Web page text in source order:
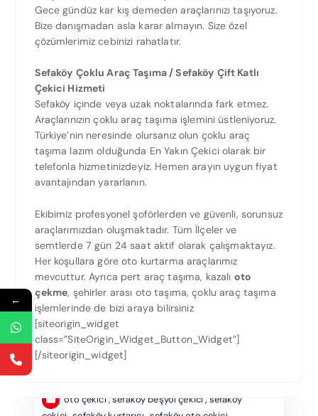
Gece gündüz kar kış demeden araçlarınızı taşıyoruz.
Bize danışmadan asla karar almayın. Size özel
çözümlerimiz cebinizi rahatlatır.
Sefaköy Çoklu Araç Taşıma / Sefaköy Çift Katlı
Çekici Hizmeti
Sefaköy içinde veya uzak noktalarında fark etmez.
Araçlarınızın çoklu araç taşıma işlemini üstleniyoruz.
Türkiye’nin neresinde olursanız olun çoklu araç
taşıma lazım olduğunda En Yakın Çekici olarak bir
telefonla hizmetinizdeyiz. Hemen arayın uygun fiyat
avantajından yararlanın.
Ekibimiz profesyonel şoförlerden ve güvenli, sorunsuz
araçlarımızdan oluşmaktadır. Tüm İlçeler ve
semtlerde 7 gün 24 saat aktif olarak çalışmaktayız.
Her koşullara göre oto kurtarma araçlarımız
mevcuttur. Ayrıca pert araç taşıma, kazalı oto
çekme, şehirler arası oto taşıma, çoklu araç taşıma
işlemlerinde de bizi araya bilirsiniz
[siteorigin_widget
class=”SiteOrigin_Widget_Button_Widget”]
[/siteorigin_widget]
oto çekici ,sefaköy beşyol çekici , sefaköy
←